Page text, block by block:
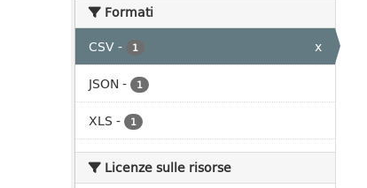
Formati
CSV- 1
x
JSON - 1
XLS - 1
Licenze sulle risorse